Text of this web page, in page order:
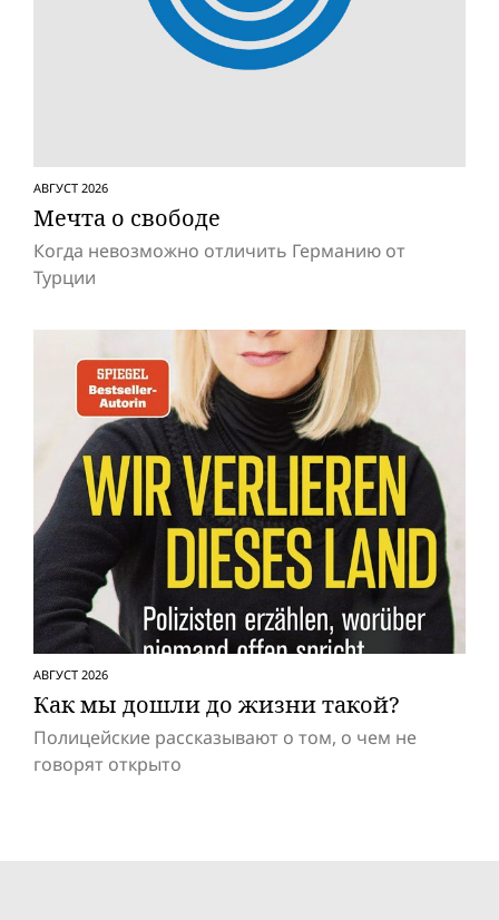
АВГУСТ 2026
Мечта о свободе
Когда невозможно отличить Германию от
Турции
АВГУСТ 2026
Как мы дошли до жизни такой?
Полицейские рассказывают о том, о чем не
говорят открыто